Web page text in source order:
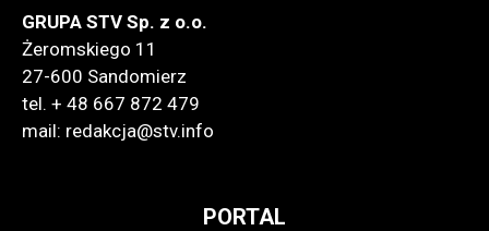
GRUPA STV Sp. z o.o.
Żeromskiego 11
27-600 Sandomierz
tel. + 48 667 872 479
mail: redakcja@stv.info
PORTAL